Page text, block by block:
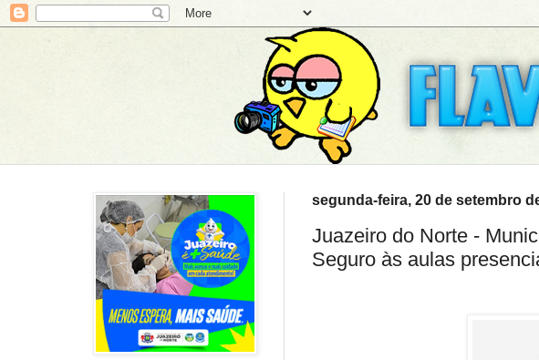
segunda-feira, 20 de setembro
Juazeiro do Norte -
Seguro às aulas